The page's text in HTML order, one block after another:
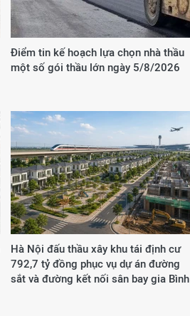
Điểm tin kế hoạch lựa chọn nhà thầu
một số gói thầu lớn ngày 5/8/2026
Hà Nội đấu thầu xây khu tái định cư
792,7 tỷ đồng phục vụ dự án đường
sắt và đường kết nối sân bay gia Bình